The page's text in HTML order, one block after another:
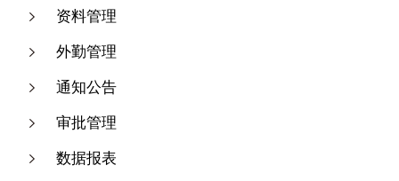
资料管理
外勤管理
通知公告
审批管理
数据报表